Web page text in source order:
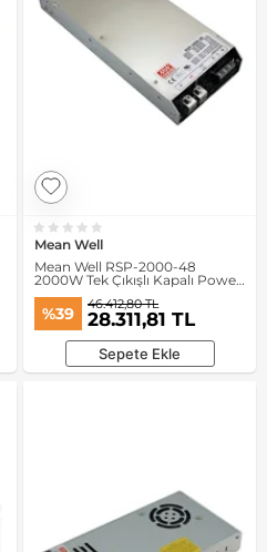
Mean Well
Mean Well RSP-2000-48
2000W Tek Çıkışlı Kapalı Power
%39 46.412,80 TL
28.311,81 TL
Sepete Ekle